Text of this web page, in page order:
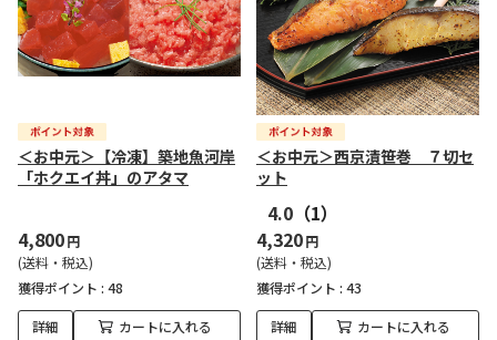
＜お中元＞【冷凍】築地魚河岸
「ホクエイ丼」のアタマ
4,800円
(送料・税込)
獲得ポイント : 48
詳細 カートに入れる
＜お中元＞西京漬笹巻 ７切セ
ット
4.0 （1）
4,320円
(送料・税込)
獲得ポイント : 43
詳細 カートに入れる